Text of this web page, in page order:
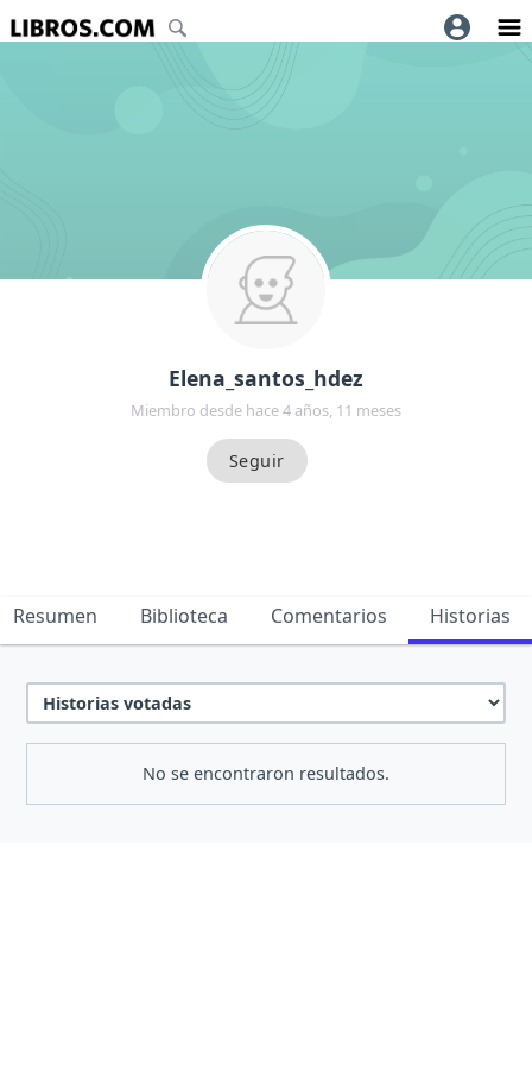
Elena_santos_hdez
Miembro desde hace 4 años, 11 meses
Resumen Biblioteca Comentarios Historias
No se encontraron resultados.